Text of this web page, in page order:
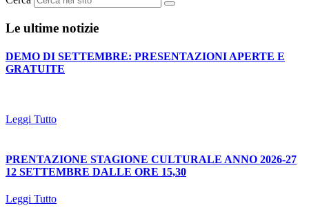
Le ultime notizie
DEMO DI SETTEMBRE: PRESENTAZIONI APERTE E
GRATUITE
Leggi Tutto
PRENTAZIONE STAGIONE CULTURALE ANNO 2026-27
12 SETTEMBRE DALLE ORE 15,30
Leggi Tutto